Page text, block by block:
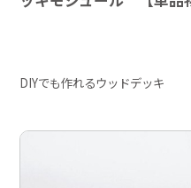
DIYでも作れるウッドデッキ